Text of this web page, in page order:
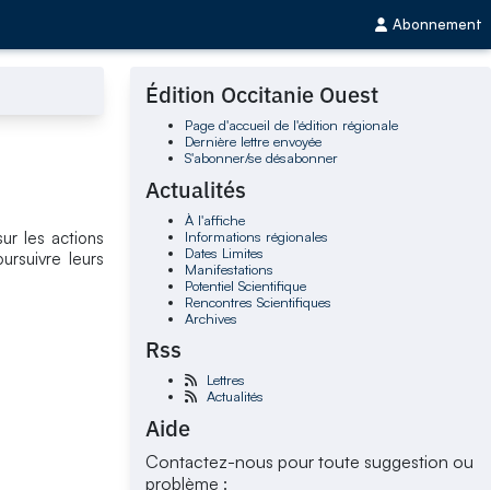
Abonnement
les actions
leurs
Édition Occitanie Ouest
Page d'accueil de l'édition régionale
Dernière lettre envoyée
S'abonner/se désabonner
Actualités
À l'affiche
Informations régionales
Dates Limites
Manifestations
Potentiel Scientifique
Rencontres Scientifiques
Archives
Rss
Lettres
Actualités
Aide
Contactez-nous pour toute suggestion ou
problème :